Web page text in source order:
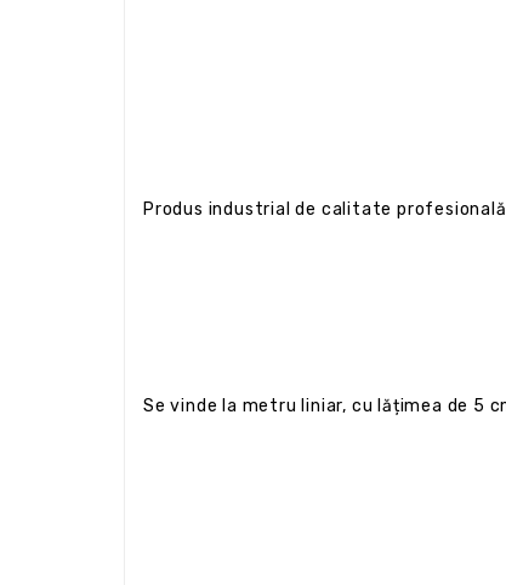
Produs industrial de calitate
Se vinde la metru liniar, cu lățimea de 5